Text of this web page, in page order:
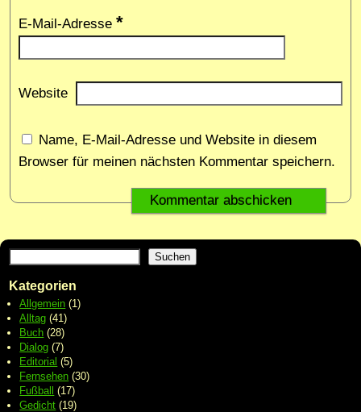
E-Mail-Adresse *
Website
Name, E-Mail-Adresse und Website in diesem
Browser für meinen nächsten Kommentar speichern.
Suchen
Kategorien
Allgemein (1)
Alltag (41)
Buch (28)
Dialog (7)
Editorial (5)
Fernsehen (30)
Fußball
(17)
Gedicht (19)